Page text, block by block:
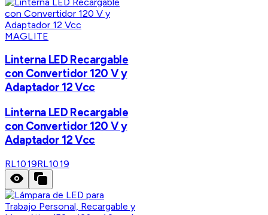
MAGLITE
Linterna LED Recargable
con Convertidor 120 V y
Adaptador 12 Vcc
Linterna LED Recargable
con Convertidor 120 V y
Adaptador 12 Vcc
RL1019RL1019